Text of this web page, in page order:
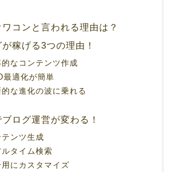
コンと言われる理由は？
稼げる3つの理由！
なコンテンツ作成
最適化が簡単
な進化の波に乗れる
ログ運営が変わる！
ンツ生成
タイム検索
にカスタマイズ